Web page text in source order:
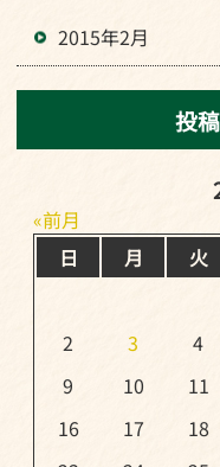
2015年2月
投
前月
日
月 火
2
3 4
9
10 11
16
17 18